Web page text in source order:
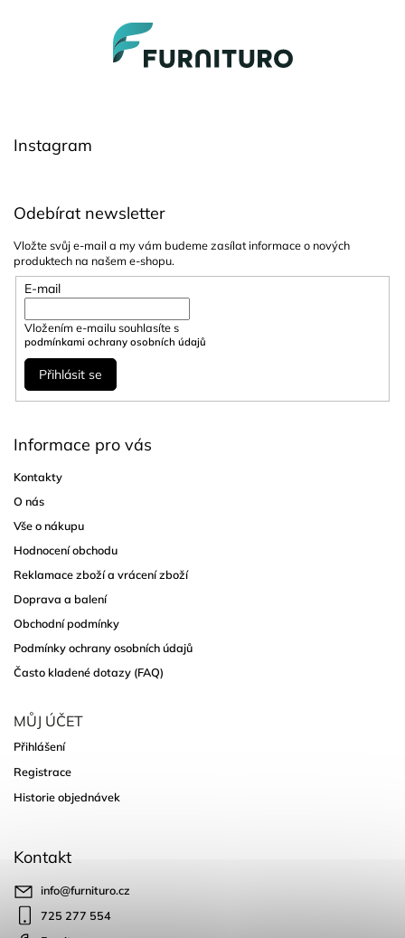
Instagram
Odebírat newsletter
Vložte svůj e-mail a my vám budeme zasílat informace o nových
produktech na našem e-shopu.
E-mail
Vložením e-mailu souhlasíte s
podmínkami ochrany osobních údajů
Přihlásit se
Informace pro vás
Kontakty
O nás
Vše o nákupu
Hodnocení obchodu
Reklamace zboží a vrácení zboží
Doprava a balení
Obchodní podmínky
Podmínky ochrany osobních údajů
Často kladené dotazy (FAQ)
MŮJ ÚČET
Přihlášení
Registrace
Historie objednávek
Kontakt
info@furnituro.cz
725 277 554